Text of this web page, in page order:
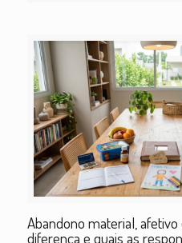
Abandono material,
diferença e quais as